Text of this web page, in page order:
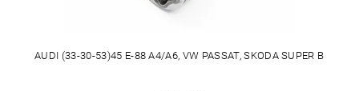
AUDI (33-30-53)45 E-88 A4/A6, VW PASSAT, SKODA SUPER B